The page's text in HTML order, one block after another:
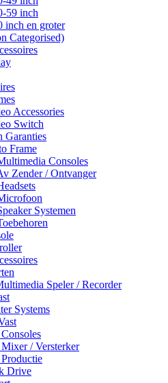
59 inch
en groter
Categorised)
Accessories
Switch
Garanties
Frame
Consoles
Zender / Ontvanger
Systemen
Speler / Recorder
Systems
/ Versterker
Drive